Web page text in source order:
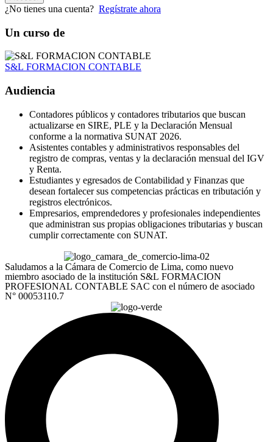
¿No tienes una cuenta? Regístrate ahora
Un curso de
S&L FORMACION CONTABLE
Audiencia
Contadores públicos y contadores tributarios que buscan
actualizarse en SIRE, PLE y la Declaración Mensual
conforme a la normativa SUNAT 2026.
Asistentes contables y administrativos responsables del
registro de compras, ventas y la declaración mensual del IGV
y Renta.
Estudiantes y egresados de Contabilidad y Finanzas que
desean fortalecer sus competencias prácticas en tributación y
registros electrónicos.
Empresarios, emprendedores y profesionales independientes
que administran sus propias obligaciones tributarias y buscan
cumplir correctamente con SUNAT.
Saludamos a la Cámara de Comercio de Lima, como nuevo
miembro asociado de la institución S&L FORMACION
PROFESIONAL CONTABLE SAC con el número de asociado
N° 00053110.7